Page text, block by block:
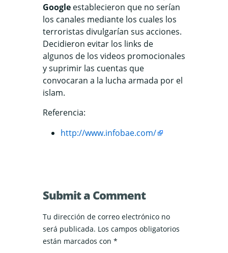
Google establecieron que no serían
los canales mediante los cuales los
terroristas divulgarían sus acciones.
Decidieron evitar los links de
algunos de los videos promocionales
y suprimir las cuentas que
convocaran a la lucha armada por el
islam.
Referencia:
http://www.infobae.com/
Submit a Comment
Tu dirección de correo electrónico no
será publicada. Los campos obligatorios
están marcados con *